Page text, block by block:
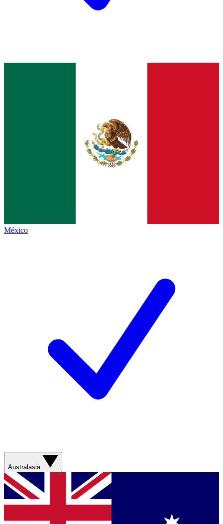
México
Australasia